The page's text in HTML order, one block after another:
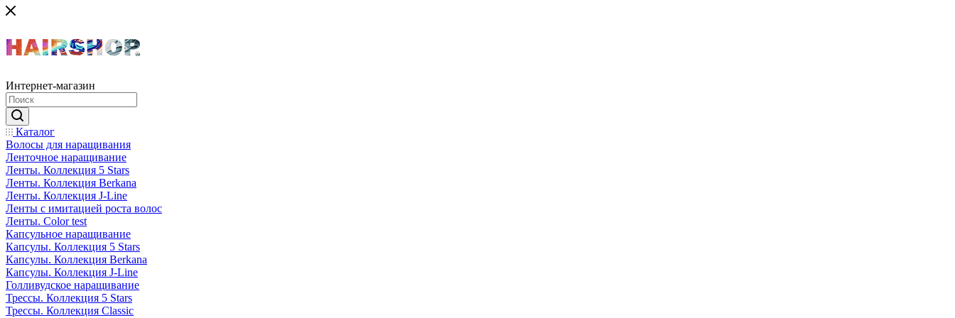
Интернет-магазин
Каталог
Волосы для наращивания
Ленточное наращивание
Ленты. Коллекция 5 Stars
Ленты. Коллекция Berkana
Ленты. Коллекция J-Line
Ленты с имитацией роста волос
Ленты. Color test
Капсульное наращивание
Капсулы. Коллекция 5 Stars
Капсулы. Коллекция Berkana
Капсулы. Коллекция J-Line
Голливудское наращивание
Трессы. Коллекция 5 Stars
Трессы. Коллекция Classic